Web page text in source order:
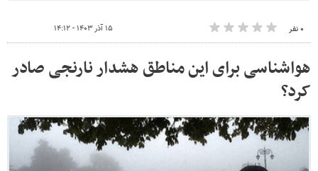
۰ نفر ۱۵ آذر ۱۴۰۳ - ۱۴:۱۲
هواشناسی برای این مناطق هشدار نارنجی صادر
کرد؟